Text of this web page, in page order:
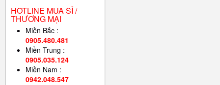
HOTLINE MUA SỈ /
THƯƠNG MẠI
Miền Bắc :
0905.480.481
Miền Trung :
0905.035.124
Miền Nam :
0942.048.547